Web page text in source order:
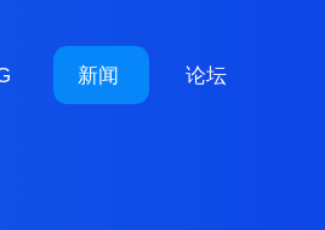
新闻 论坛